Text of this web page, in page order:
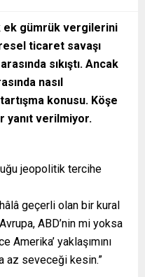
ek gümrük vergilerini
ticaret savaşı
sıkıştı. Ancak
nasıl
konusu. Köşe
yanıt verilmiyor.
jeopolitik tercihe
geçerli olan bir kural
ABD’nin mi yoksa
Amerika’ yaklaşımını
az seveceği kesin.”